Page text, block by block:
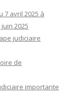
7 avril 2025 à
2025
judiciaire
de
importante